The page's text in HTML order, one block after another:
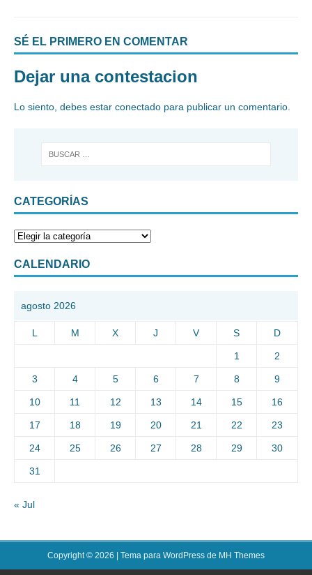
SÉ EL PRIMERO EN COMENTAR
Dejar una contestacion
Lo siento, debes estar conectado para publicar un comentario.
CATEGORÍAS
CALENDARIO
agosto 2026
L M X J V S D
1 2
3 4 5 6 7 8 9
10 11 12 13 14 15 16
17 18 19 20 21 22 23
24 25 26 27 28 29 30
31
« Jul
Copyright © 2026 | Tema para WordPress de MH Themes